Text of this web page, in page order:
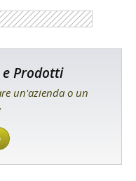
e Prodotti
un'azienda o un